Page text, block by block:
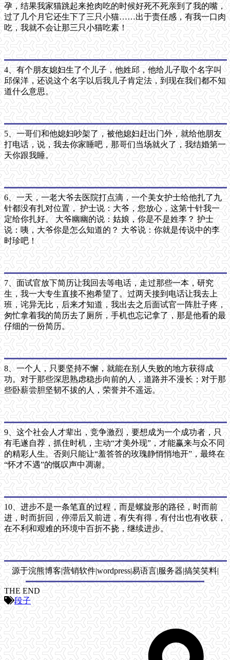
孕，结果我家猫跳起来抢肉吃的时候好死不死亲到了我的嘴，
过了几个月它还生下了三只小猫……出于责任感，有我一口肉
吃，我就不会让那三只小猫吃素！
4、有个朋友媳妇生了个儿子，他姓邱，他给儿子取个名字叫
邱保洋，还说这个名字以后我儿子肯定法，到现在我们都不知
道什么意思。
5、一哥们和他媳妇吵架了，被他媳妇赶出门外，就给他朋友
打电话，说，我去你家睡吧，那哥们当场就火了，我结婚第一
天你跟我睡。
6、一天，一老大爷去医院打点滴，一个美女护士给他扎了九
针都没有扎对位置， 护士说：大爷，您放心，这第十针我一
定给你扎好。 大爷幽幽的说：姑娘，你是不是姓李？ 护士
说：咦，大爷你是怎么知道的？ 大爷说：你就是传说中的李
时珍吧！
7、面试官放下简历让我回去等电话，走过那些一本，研究
生，我一大专生直接不抱希望了。过两天接到电话让我去上
班，诧异无比，后来才知道，我出去之后面试官一阵肚子疼，
匆忙拿着我的简历去了厕所，手机也忘记拿了，那是他看的最
仔细的一份简历。
8、一个人，只要坚持不懈，就能在别人失败的地方获得成
功。对于那些深思熟虑稳步向前的人，道路并不漫长；对于那
些卧薪尝胆坚韧不拔的人，荣誉并不遥远。
9、这个社会人才辈出，竞争激烈，要想成为一个成功者，只
有毛遂自荐，抓住时机，主动“才美外现”，才能赢来与众不同
的精彩人生。否则只能让“羞答答的玫瑰静悄悄地开”，最终在
“怀才不遇”的慨叹声中凋谢。
10、进步不是一条笔直的过程，而是螺旋形的路径，时而前
进，时而折回，停滞后又前进，有失有得，有付出也有收获，
在不利和艰难的环境中百折不挠，继续进步。
源于浣熊博客|营销软件|wordpress|易语言|服务器|搞笑笑料|
THE END
段子